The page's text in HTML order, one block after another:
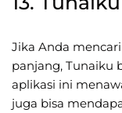
Jika Anda
panjang, Tunaiku
aplikasi ini
juga bisa